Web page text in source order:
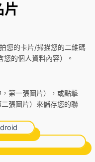
片
您的卡片/掃描您的二維碼
的個人資料內容）。
第一張圖片），或點擊
二張圖片）來儲存您的聯